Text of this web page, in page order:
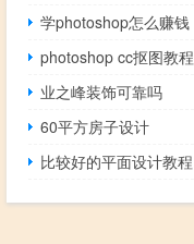
学photoshop怎么赚钱
photoshop cc抠图教程
业之峰装饰可靠吗
60平方房子设计
比较好的平面设计教程